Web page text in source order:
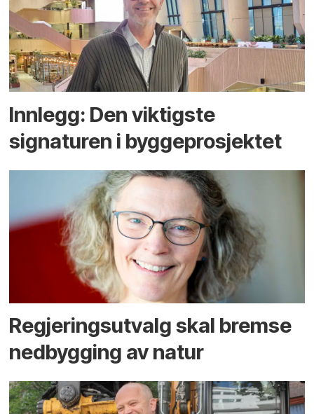
Innlegg: Den viktigste
signaturen i bygge­­prosjektet
Regjerings­utvalg skal bremse
ned­bygging av natur